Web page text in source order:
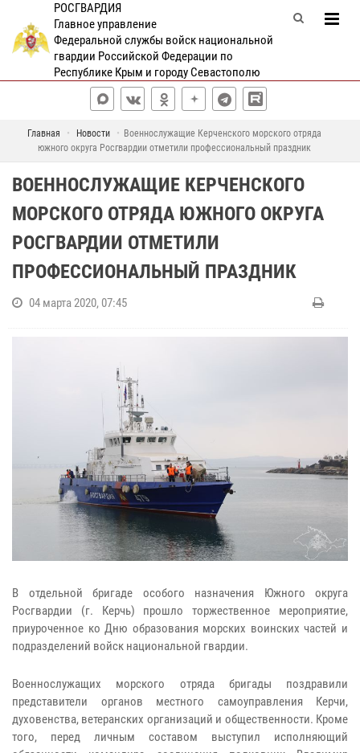
РОСГВАРДИЯ
Главное управление
Федеральной службы войск национальной
гвардии Российской Федерации по
Республике Крым и городу Севастополю
Главная Новости
Военнослужащие Керченского морского отряда
южного округа Росгвардии отметили профессиональный праздник
ВОЕННОСЛУЖАЩИЕ КЕРЧЕНСКОГО
МОРСКОГО ОТРЯДА ЮЖНОГО ОКРУГА
РОСГВАРДИИ ОТМЕТИЛИ
ПРОФЕССИОНАЛЬНЫЙ ПРАЗДНИК
04 марта 2020, 07:45
В отдельной бригаде особого назначения Южного округа
Росгвардии (г. Керчь) прошло торжественное мероприятие,
приуроченное ко Дню образования морских воинских частей и
подразделений войск национальной гвардии.
Военнослужащих морского отряда бригады поздравили
представители органов местного самоуправления Керчи,
духовенства, ветеранских организаций и общественности. Кроме
того, перед личным составом выступил исполняющий